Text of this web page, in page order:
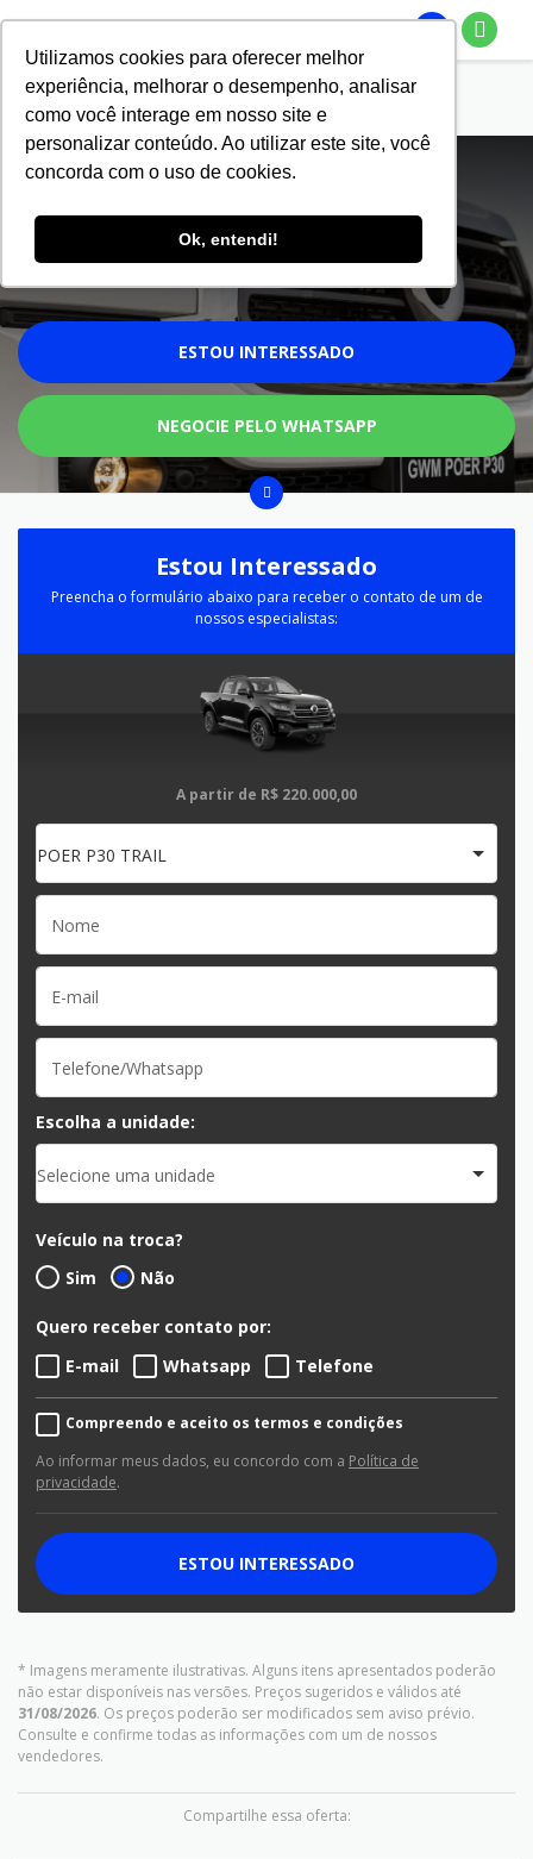
Utilizamos cookies para oferecer melhor
experiência, melhorar o desempenho, analisar
como você interage em nosso site e
personalizar conteúdo. Ao utilizar este site, você
concorda com o uso de cookies.
Ok, entendi!
Página Inicial Novos GWM POER P30 2026
GWMPOER P30 2026
Versões a partir de
ESTOU INTERESSADO
NEGOCIE PELO WHATSAPP
* Imagens meramente ilustrativas. Alguns itens apresentados poderão
não estar disponíveis nas versões. Preços sugeridos e válidos até
31/08/2026. Os preços poderão ser modificados sem aviso prévio.
Consulte e confirme todas as informações com um de nossos
vendedores.
Compartilhe essa oferta:
Estou Interessado
Preencha o formulário abaixo para receber o contato de um de
nossos especialistas:
A partir de R$ 220.000,00
POER P30 TRAIL
Escolha a unidade:
Selecione uma unidade
Veículo na troca?
Sim
Não
Quero receber contato por:
E-mail
Whatsapp Telefone
Compreendo e aceito os termos e condições
Ao informar meus dados, eu concordo com a Política de
privacidade.
ESTOU INTERESSADO